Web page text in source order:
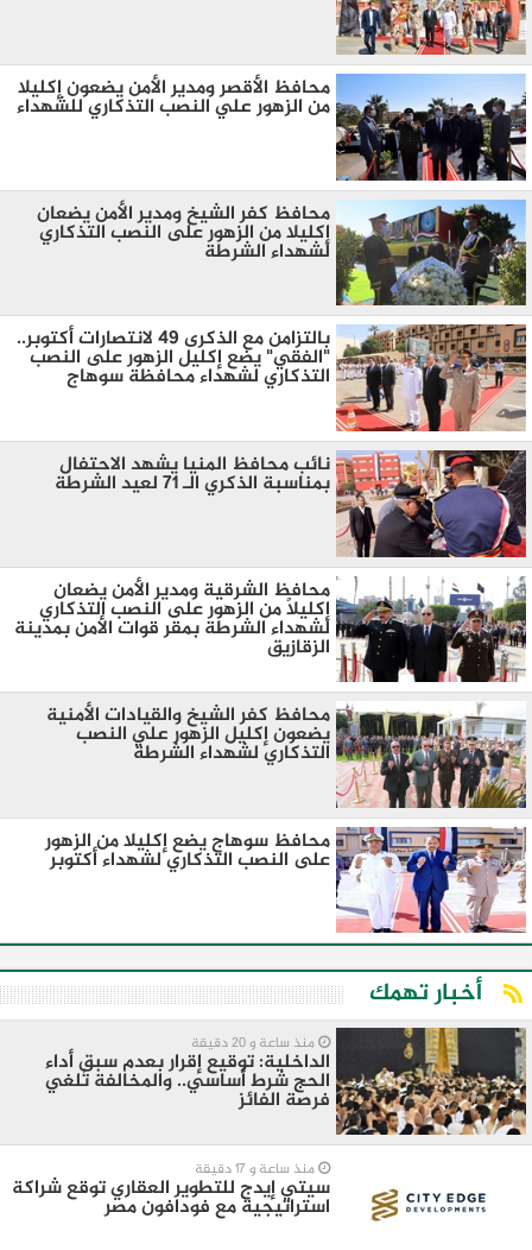
محافظ الأقصر ومدير الأمن يضعون إكليلا
من الزهور علي النصب التذكاري للشهداء
محافظ كفر الشيخ ومدير الأمن يضعان
إكليلا من الزهور على النصب التذكاري
لشهداء الشرطة
بالتزامن مع الذكرى 49 لانتصارات أكتوبر..
"الفقي" يضع إكليل الزهور على النصب
التذكاري لشهداء محافظة سوهاج
نائب محافظ المنيا يشهد الاحتفال
بمناسبة الذكري الـ 71 لعيد الشرطة
محافظ الشرقية ومدير الأمن يضعان
إكليلاً من الزهور على النصب التذكاري
لشهداء الشرطة بمقر قوات الأمن بمدينة
الزقازيق
محافظ كفر الشيخ والقيادات الأمنية
يضعون إكليل الزهور علي النصب
التذكاري لشهداء الشرطة
محافظ سوهاج يضع إكليلا من الزهور
على النصب التذكاري لشهداء أكتوبر
أخبار تهمك
منذ ساعة و 20 دقيقة
الداخلية: توقيع إقرار بعدم سبق أداء
الحج شرط أساسي.. والمخالفة تُلغي
فرصة الفائز
منذ ساعة و 17 دقيقة
سيتي إيدج للتطوير العقاري توقع شراكة
استراتيجية مع فودافون مصر